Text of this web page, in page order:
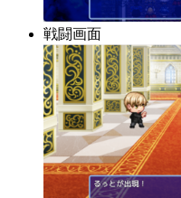
戦闘画面